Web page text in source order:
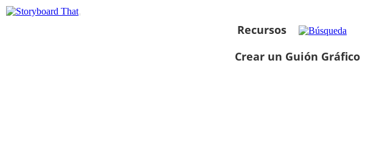
Recursos
Crear un Guión Gráfico